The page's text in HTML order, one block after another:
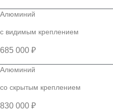
Алюминий
с видимым креплением
685 000 ₽
Алюминий
со скрытым креплением
830 000 ₽